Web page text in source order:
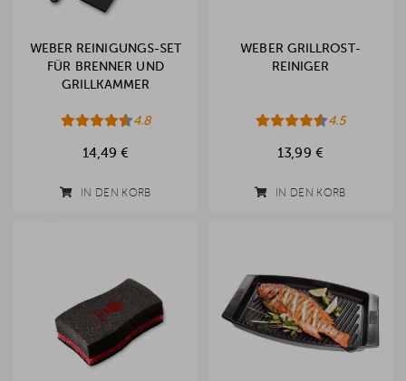
WEBER REINIGUNGS-SET
FÜR BRENNER UND
GRILLKAMMER
4.8
14,49 €
IN DEN KORB
WEBER GRILLROST-
REINIGER
4.5
13,99 €
IN DEN KORB